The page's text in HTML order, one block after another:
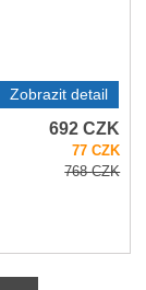
Zobrazit detail
692CZK
77CZK
768CZK